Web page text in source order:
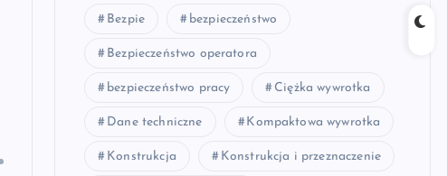
Bezpie bezpieczeństwo
Bezpieczeństwo operatora
bezpieczeństwo pracy Ciężka wywrotka
Dane techniczne Kompaktowa wywrotka
Konstrukcja Konstrukcja i przeznaczenie